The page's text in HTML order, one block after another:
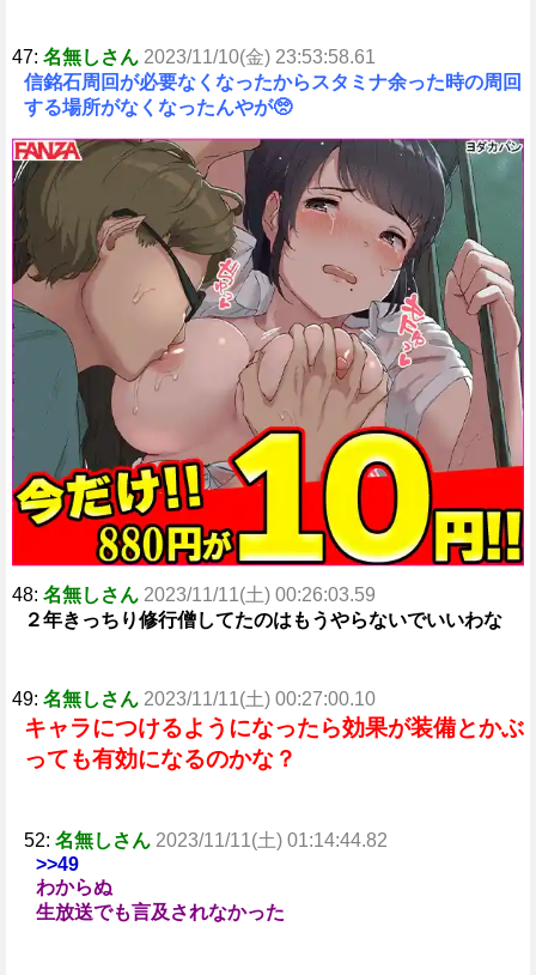
47: 名無しさん 2023/11/10(金) 23:53:58.61
信銘石周回が必要なくなったからスタミナ余った時の周回
する場所がなくなったんやが🥺
48: 名無しさん 2023/11/11(土) 00:26:03.59
２年きっちり修行僧してたのはもうやらないでいいわな
49: 名無しさん 2023/11/11(土) 00:27:00.10
キャラにつけるようになったら効果が装備とかぶ
っても有効になるのかな？
52: 名無しさん 2023/11/11(土) 01:14:44.82
>>49
わからぬ
生放送でも言及されなかった